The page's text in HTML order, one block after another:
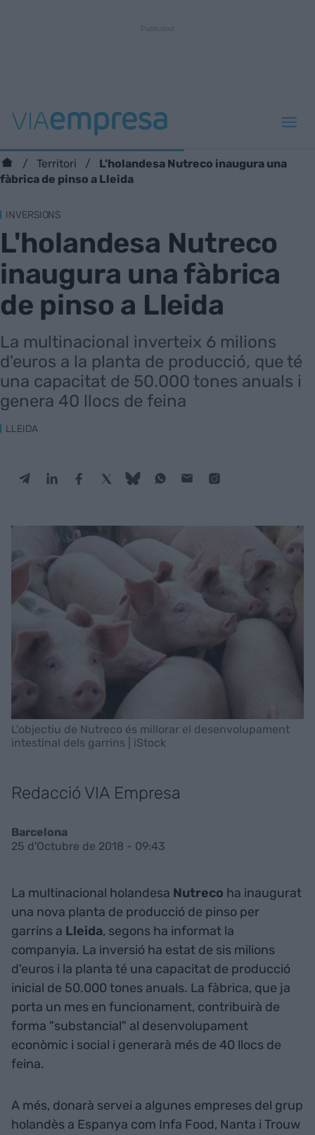
Territori
L'holandesa Nutreco inaugura una
fàbrica de pinso a Lleida
INVERSIONS
L'holandesa Nutreco
inaugura una fàbrica
de pinso a Lleida
La multinacional inverteix 6 milions
d'euros a la planta de producció, que té
una capacitat de 50.000 tones anuals i
genera 40 llocs de feina
LLEIDA
L'objectiu de Nutreco és millorar el desenvolupament
intestinal dels garrins | iStock
Redacció VIA Empresa
Barcelona
25 d'Octubre de 2018 - 09:43
La multinacional holandesa Nutreco ha inaugurat
una nova planta de producció de pinso per
garrins a Lleida, segons ha informat la
companyia. La inversió ha estat de sis milions
d'euros i la planta té una capacitat de producció
inicial de 50.000 tones anuals. La fàbrica, que ja
porta un mes en funcionament, contribuirà de
forma "substancial" al desenvolupament
econòmic i social i generarà més de 40 llocs de
feina.
A més, donarà servei a algunes empreses del grup
holandès a Espanya com Infa Food, Nanta i Trouw